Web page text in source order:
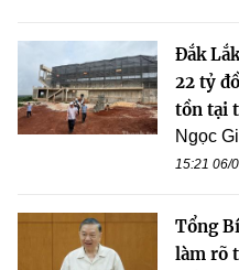
Đắk
22 tỷ
tồn tại
Ngọc
15:21 06/
Tổng
làm rõ